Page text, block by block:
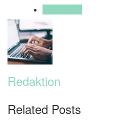
Redaktion
Related Posts